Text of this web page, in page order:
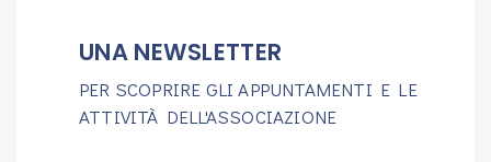
UNA NEWSLETTER
PER SCOPRIRE GLI APPUNTAMENTI E LE
ATTIVITÀ DELL'ASSOCIAZIONE